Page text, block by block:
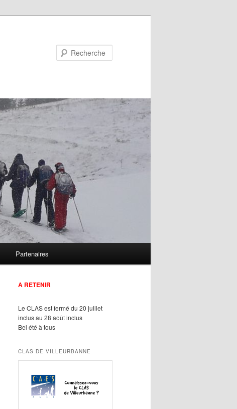
Partenaires
A RETENIR
Le CLAS est fermé du 20 juillet
inclus au 28 août inclus
Bel été à tous
CLAS DE VILLEURBANNE